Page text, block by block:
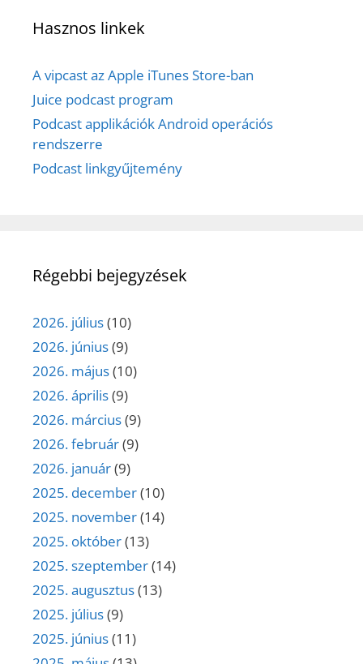
Hasznos linkek
A vipcast az Apple iTunes Store-ban
Juice podcast program
Podcast applikációk Android operációs
rendszerre
Podcast linkgyűjtemény
Régebbi bejegyzések
2026. július(10)
2026. június(9)
2026. május(10)
2026. április(9)
2026. március(9)
2026. február(9)
2026. január(9)
2025. december(10)
2025. november(14)
2025. október(13)
2025. szeptember(14)
2025. augusztus(13)
2025. július(9)
2025. június(11)